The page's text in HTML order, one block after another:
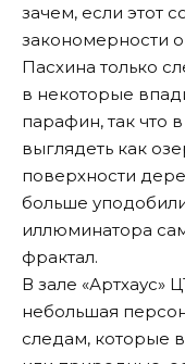
зачем, если этот
закономерности
Пасхина только
в некоторые
парафин, так что в
выглядеть как
поверхности
больше
иллюминатора
фрактал.
В зале «Артхаус»
небольшая
следам, которые